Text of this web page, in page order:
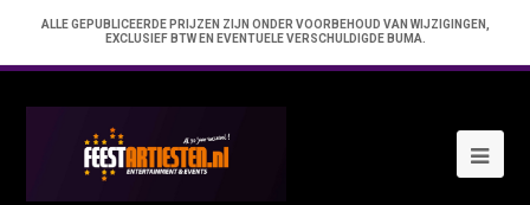
ALLE GEPUBLICEERDE PRIJZEN ZIJN ONDER VOORBEHOUD VAN WIJZIGINGEN,
EXCLUSIEF BTW EN EVENTUELE VERSCHULDIGDE BUMA.